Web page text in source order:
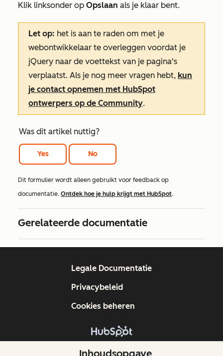
Klik linksonder op Opslaan als je klaar bent.
Let op: het is aan te raden om met je
webontwikkelaar te overleggen voordat je
jQuery naar de voettekst van je pagina's
verplaatst. Als je nog meer vragen hebt, kun
je contact opnemen met HubSpot
ontwerpers op de Community.
Was dit artikel nuttig?
Yes No
Dit formulier wordt alleen gebruikt voor feedback op
documentatie. Ontdek hoe je hulp krijgt met HubSpot.
Gerelateerde documentatie
Inhoudsopgave
Copyright © 2026 HubSpot, Inc.
Legale Documentatie
Privacybeleid
Cookies beheren